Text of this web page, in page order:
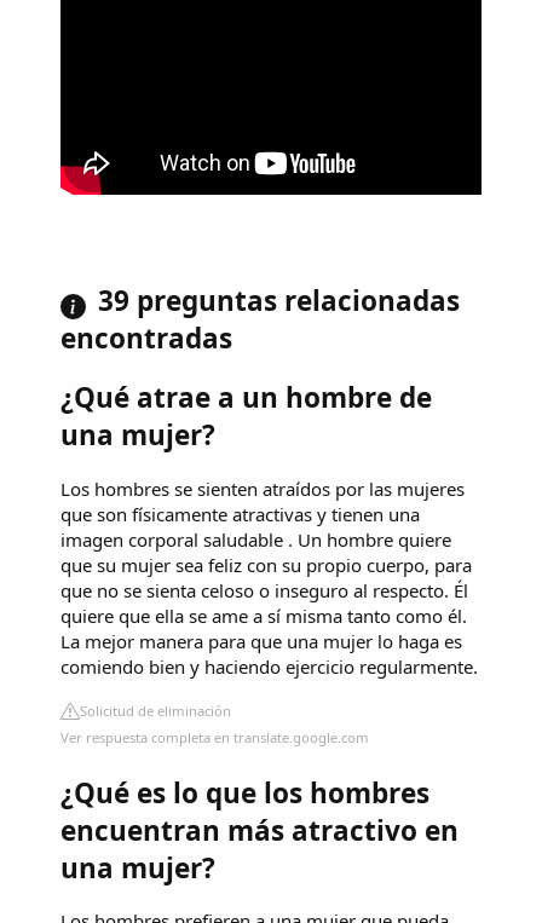
39 preguntas relacionadas
encontradas
¿Qué atrae a un hombre de
una mujer?
Los hombres se sienten atraídos por las mujeres
que son físicamente atractivas y tienen una
imagen corporal saludable . Un hombre quiere
que su mujer sea feliz con su propio cuerpo, para
que no se sienta celoso o inseguro al respecto. Él
quiere que ella se ame a sí misma tanto como él.
La mejor manera para que una mujer lo haga es
comiendo bien y haciendo ejercicio regularmente.
Solicitud de eliminación
Ver respuesta completa en translate.google.com
¿Qué es lo que los hombres
encuentran más atractivo en
una mujer?